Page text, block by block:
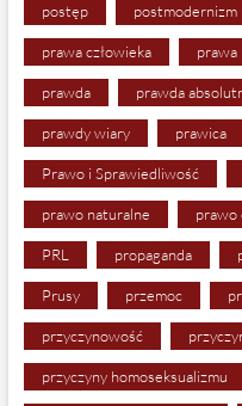
postęp postmodernizm
prawa człowieka prawa
prawda prawda
prawdy wiary prawica
Prawo i Sprawiedliwość
prawo naturalne prawo
PRL propaganda
Prusy przemoc
przyczynowość
przyczyny homoseksualizmu